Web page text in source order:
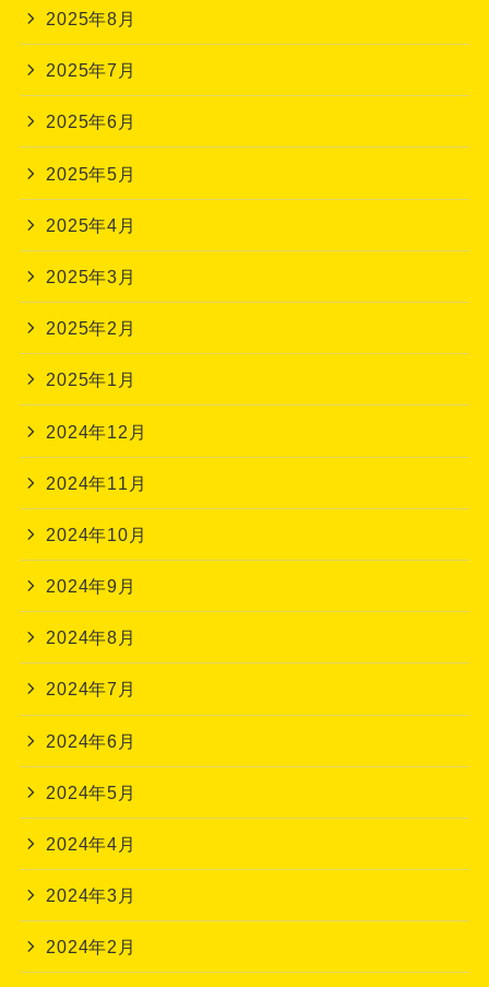
2025年8月
2025年7月
2025年6月
2025年5月
2025年4月
2025年3月
2025年2月
2025年1月
2024年12月
2024年11月
2024年10月
2024年9月
2024年8月
2024年7月
2024年6月
2024年5月
2024年4月
2024年3月
2024年2月